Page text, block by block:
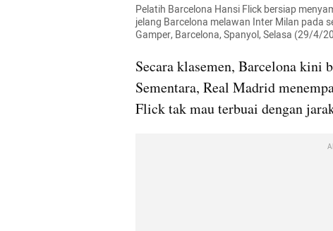
Pelatih Barcelona Hansi Flick bersiap
jelang Barcelona melawan Inter Milan pada
Gamper, Barcelona, Spanyol, Selasa (29/4/
Secara klasemen, Barcelona kini
Sementara, Real Madrid
Flick tak mau terbuai dengan